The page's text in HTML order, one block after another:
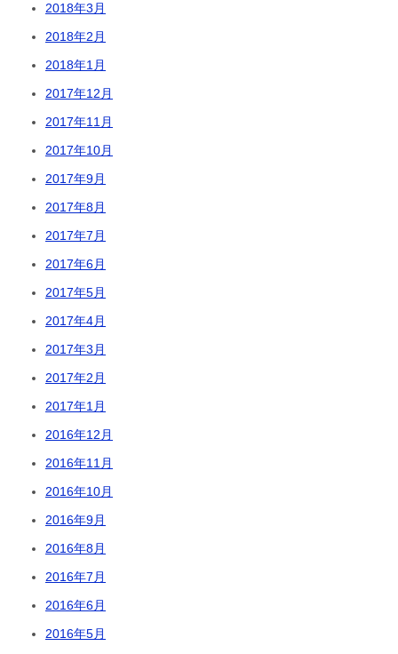
2018年3月
2018年2月
2018年1月
2017年12月
2017年11月
2017年10月
2017年9月
2017年8月
2017年7月
2017年6月
2017年5月
2017年4月
2017年3月
2017年2月
2017年1月
2016年12月
2016年11月
2016年10月
2016年9月
2016年8月
2016年7月
2016年6月
2016年5月